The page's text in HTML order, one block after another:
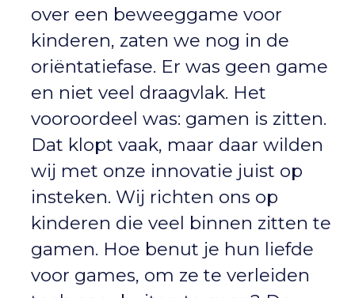
over een beweeggame voor
kinderen, zaten we nog in de
oriëntatiefase. Er was geen game
en niet veel draagvlak. Het
vooroordeel was: gamen is zitten.
Dat klopt vaak, maar daar wilden
wij met onze innovatie juist op
insteken. Wij richten ons op
kinderen die veel binnen zitten te
gamen. Hoe benut je hun liefde
voor games, om ze te verleiden